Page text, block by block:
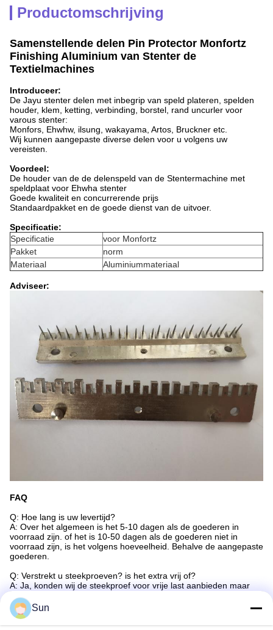
Productomschrijving
Samenstellende delen Pin Protector Monfortz
Finishing Aluminium van Stenter de
Textielmachines
Introduceer:
De Jayu stenter delen met inbegrip van speld plateren, spelden
houder, klem, ketting, verbinding, borstel, rand uncurler voor
varous stenter:
Monfors, Ehwhw, ilsung, wakayama, Artos, Bruckner etc.
Wij kunnen aangepaste diverse delen voor u volgens uw
vereisten.
Voordeel:
De houder van de de delenspeld van de Stentermachine met
speldplaat voor Ehwha stenter
Goede kwaliteit en concurrerende prijs
Standaardpakket en de goede dienst van de uitvoer.
Specificatie:
Specificatie
voor Monfortz
Pakket
norm
Materiaal
Aluminiummateriaal
Adviseer:
FAQ
Q: Hoe lang is uw levertijd?
A: Over het algemeen is het 5-10 dagen als de goederen in
voorraad zijn. of het is 10-50 dagen als de goederen niet in
voorraad zijn, is het volgens hoeveelheid. Behalve de aangepaste
goederen.
Q: Verstrekt u steekproeven? is het extra vrij of?
A: Ja, konden wij de steekproef voor vrije last aanbieden maar
Q: Wat is uw betalingsvoorwaarden?
A: Payment=3000USD<>, 50% T/T vooraf, saldo vóór verzending.
Sun